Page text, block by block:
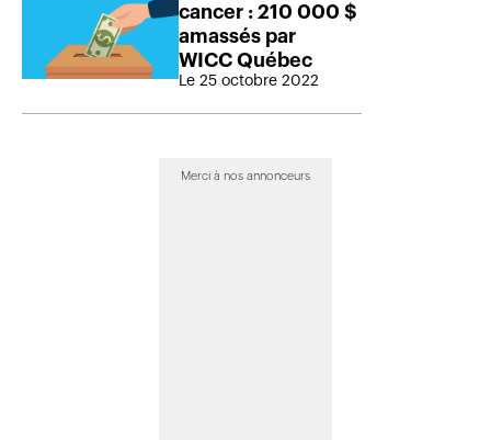
cancer : 210 000 $
amassés par
WICC Québec
Le 25 octobre 2022
Merci à nos annonceurs